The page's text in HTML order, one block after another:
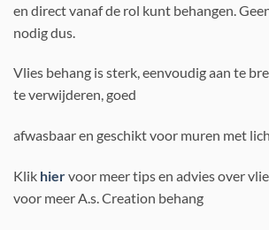
en direct vanaf de rol kunt behangen.
nodig dus.
Vlies behang is sterk, eenvoudig aan te
te verwijderen, goed
afwasbaar en geschikt voor muren met
Klik hiervoor meer tips en advies over
voor meer A.s. Creation behang